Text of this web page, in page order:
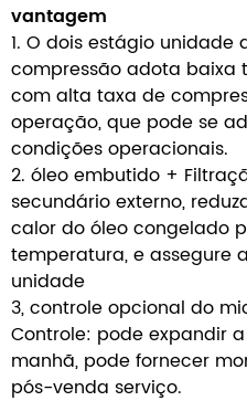
vantagem
1. O dois estágio
compressão adota baixa
com alta taxa de
operação, que pode se
condições operacionais.
2. óleo embutido +
secundário externo,
calor do óleo congelado
temperatura, e assegure
unidade
3, controle opcional do
Controle: pode expandir
manhã, pode fornecer
pós-venda serviço.